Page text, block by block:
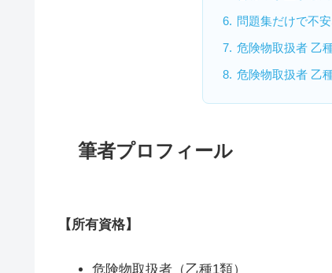
問題集だけで不
危険物取扱者 乙
危険物取扱者 乙
筆者プロフィール
【所有資格】
危険物取扱者（乙種1類）